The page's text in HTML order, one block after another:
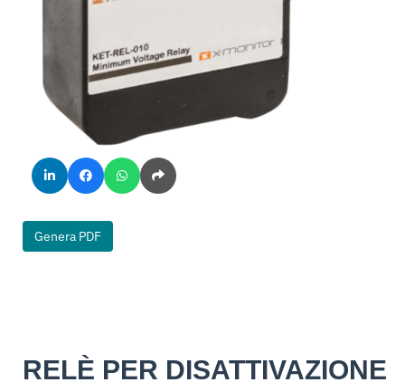
Genera PDF
RELÈ PER DISATTIVAZIONE